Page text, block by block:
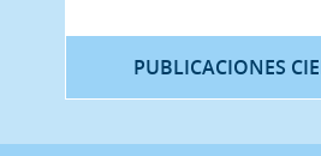
PUBLICACIONES